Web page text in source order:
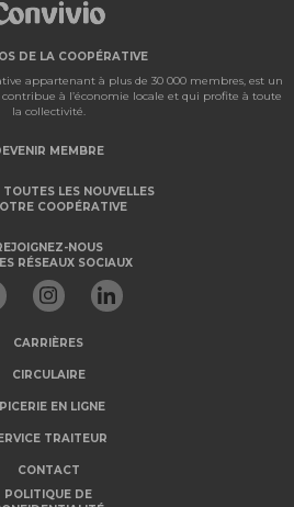
DE LA COOPÉRATIVE
appartenant à plus de 30 000 membres, est un
à l’économie locale et qui profite à toute
la collectivité.
MEMBRE
TOUTES LES NOUVELLES
COOPÉRATIVE
NOUS
RÉSEAUX SOCIAUX
CARRIÈRES
CIRCULAIRE
EN LIGNE
TRAITEUR
CONTACT
POLITIQUE DE